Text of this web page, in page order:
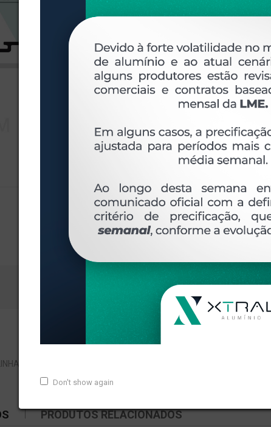
Don't show again
Disponibilidade:
Em
OVERVIEW
Perfil extrudado de
Ver perfis
Etiquetas: 130- PESO
DESCRIÇÃO
28, com peso linear de 0,266kg/m.
PRODUTOS RELACIONADOS